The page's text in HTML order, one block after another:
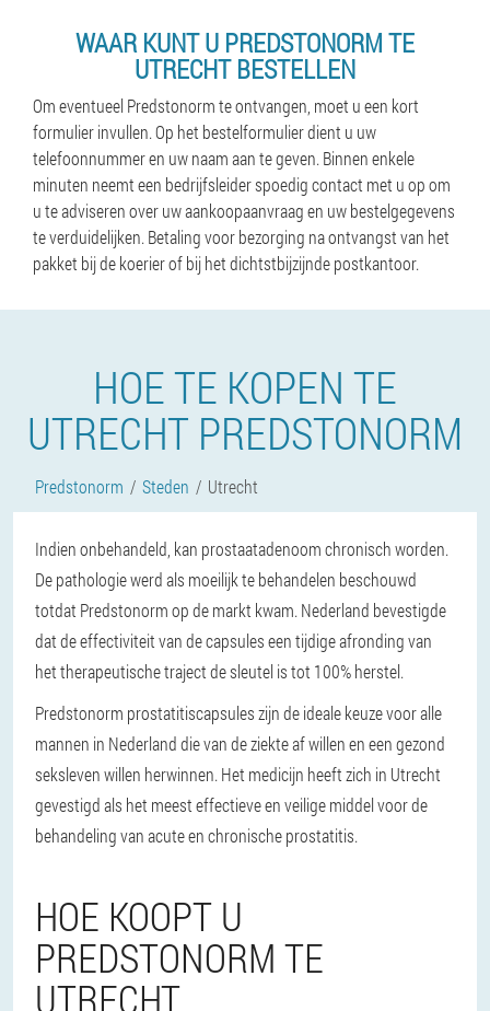
WAAR KUNT U PREDSTONORM TE
UTRECHT BESTELLEN
Om eventueel Predstonorm te ontvangen, moet u een kort
formulier invullen. Op het bestelformulier dient u uw
telefoonnummer en uw naam aan te geven. Binnen enkele
minuten neemt een bedrijfsleider spoedig contact met u op om
u te adviseren over uw aankoopaanvraag en uw bestelgegevens
te verduidelijken. Betaling voor bezorging na ontvangst van het
pakket bij de koerier of bij het dichtstbijzijnde postkantoor.
HOE TE KOPEN TE
UTRECHT PREDSTONORM
Predstonorm Steden Utrecht
Indien onbehandeld, kan prostaatadenoom chronisch worden.
De pathologie werd als moeilijk te behandelen beschouwd
totdat Predstonorm op de markt kwam. Nederland bevestigde
dat de effectiviteit van de capsules een tijdige afronding van
het therapeutische traject de sleutel is tot 100% herstel.
Predstonorm prostatitiscapsules zijn de ideale keuze voor alle
mannen in Nederland die van de ziekte af willen en een gezond
seksleven willen herwinnen. Het medicijn heeft zich in Utrecht
gevestigd als het meest effectieve en veilige middel voor de
behandeling van acute en chronische prostatitis.
HOE KOOPT U
PREDSTONORM TE
UTRECHT